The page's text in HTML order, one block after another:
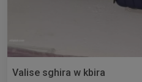
Valise sghira w kbira